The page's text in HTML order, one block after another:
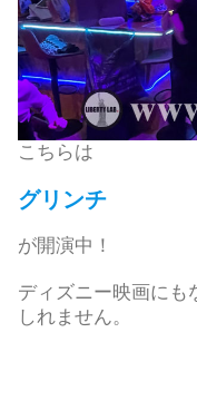
こちらは
グリンチ
が開演中！
ディズニー映画にも
しれません。